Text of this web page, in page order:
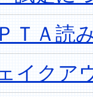
ＴＡ読
イクア